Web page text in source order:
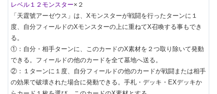
レベル１２モンスター×２
「天霆號アーゼウス」は、Xモンスターが戦闘を行ったターンに１
度、自分フィールドのXモンスターの上に重ねてX召喚する事もでき
る。
①：自分・相手ターンに、このカードのX素材を２つ取り除いて発動
できる。フィールドの他のカードを全て墓地へ送る。
②：１ターンに１度、自分フィールドの他のカードが戦闘または相手
の効果で破壊された場合に発動できる。手札・デッキ・EXデッキか